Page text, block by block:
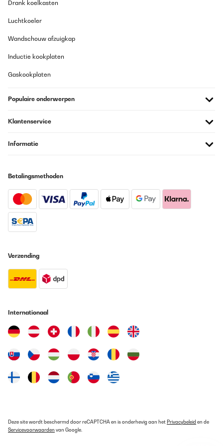
Super Küchenmaschine mit viel Zubehör und unschlagbar im
13/06/2025
Je les acheté ici il y a 2 ans, il est génial.
05/05/2025
Ich benutze diese Maschine schon ein Jahr. Die Maschine kam
unkompliziert.Diese Maschine steht fest. Extra Stern dafür. Ich
habe alle Funktionen bisher getestet. und es funktioniert alles.
Mixaufsatz ist super für Suppen zu pürieren ( ich mache sie nicht
auch geeignet. - In der Hauptsache verwende ich diese Maschine
für den Hausgebrauch für Brot ( Sauerteig ohne Hefe mit Roggen
und etwas Dinkelmehl) . Und da ich mehr Teig habe verteile den
guten Bäckerei. Hefeteige werden ganz weich und durch das gute
bei mir, weil Eier nicht schaumig werden. Mit vier habe ich es
gemacht. Das wurde nichts. Hierfür muss der Handmixer her. -
auch gut sauber zumachen.
Vertaal
02/04/2025
Obwohl der Motor dieser Maschine nach 3 stufe laut ist, macht
Drank koelkasten
Luchtkoeler
Wandschouw afzuigkap
Inductie kookplaten
Gaskookplaten
Populaire onderwerpen
Klantenservice
Informatie
Betalingsmethoden
Verzending
Internationaal
Deze site wordt beschermd door reCAPTCHA en is onderhevig aan het Privacybeleid en de
Servicevoorwaarden van Google.